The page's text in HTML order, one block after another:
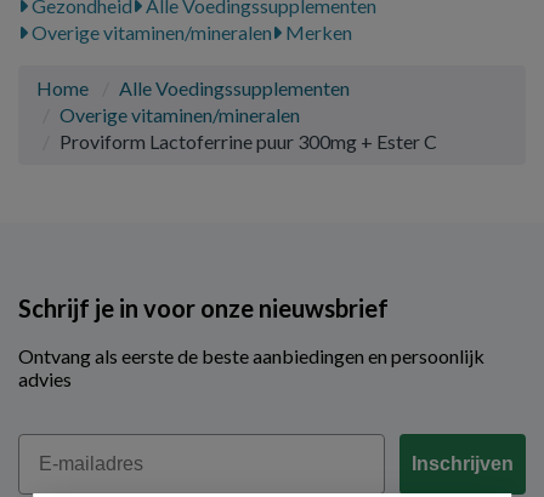
Gezondheid
Alle Voedingssupplementen
Overige vitaminen/mineralen
Merken
Home
Alle Voedingssupplementen
Overige vitaminen/mineralen
Proviform Lactoferrine puur 300mg + Ester C
Schrijf je in voor onze nieuwsbrief
Ontvang als eerste de beste aanbiedingen en persoonlijk
advies
Email
Inschrijven